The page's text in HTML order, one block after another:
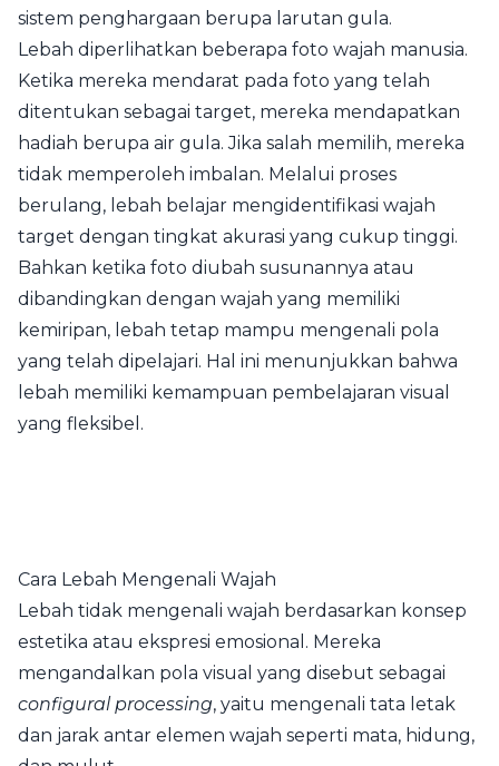
sistem penghargaan berupa larutan gula.
Lebah diperlihatkan beberapa foto wajah manusia.
Ketika mereka mendarat pada foto yang telah
ditentukan sebagai target, mereka mendapatkan
hadiah berupa air gula. Jika salah memilih, mereka
tidak memperoleh imbalan. Melalui proses
berulang, lebah belajar mengidentifikasi wajah
target dengan tingkat akurasi yang cukup tinggi.
Bahkan ketika foto diubah susunannya atau
dibandingkan dengan wajah yang memiliki
kemiripan, lebah tetap mampu mengenali pola
yang telah dipelajari. Hal ini menunjukkan bahwa
lebah memiliki kemampuan pembelajaran visual
yang fleksibel.
Cara Lebah Mengenali Wajah
Lebah tidak mengenali wajah berdasarkan konsep
estetika atau ekspresi emosional. Mereka
mengandalkan pola visual yang disebut sebagai
configural processing, yaitu mengenali tata letak
dan jarak antar elemen wajah seperti mata, hidung,